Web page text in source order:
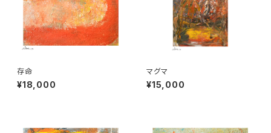
存命
¥18,000
マグマ
¥15,000